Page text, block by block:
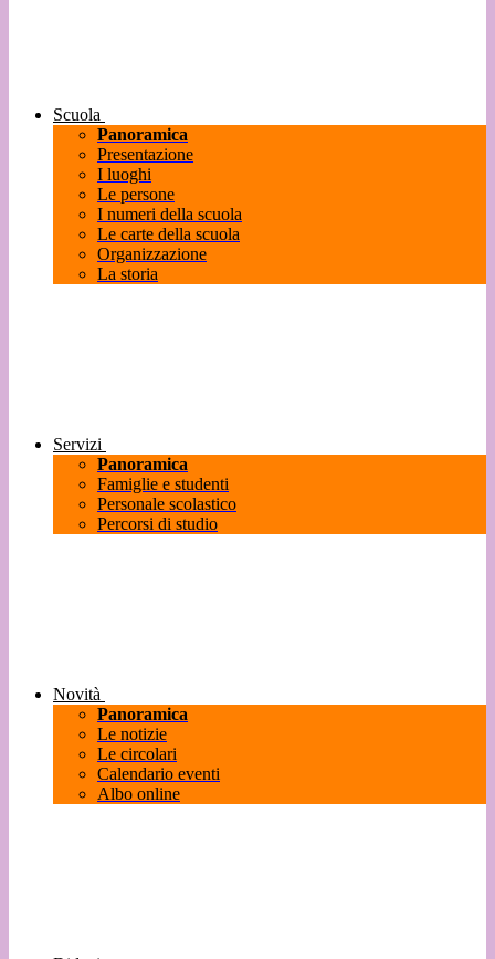
Scuola
Panoramica
Presentazione
I luoghi
Le persone
I numeri della scuola
Le carte della scuola
Organizzazione
La storia
Servizi
Panoramica
Famiglie e studenti
Personale scolastico
Percorsi di studio
Novità
Panoramica
Le notizie
Le circolari
Calendario eventi
Albo online